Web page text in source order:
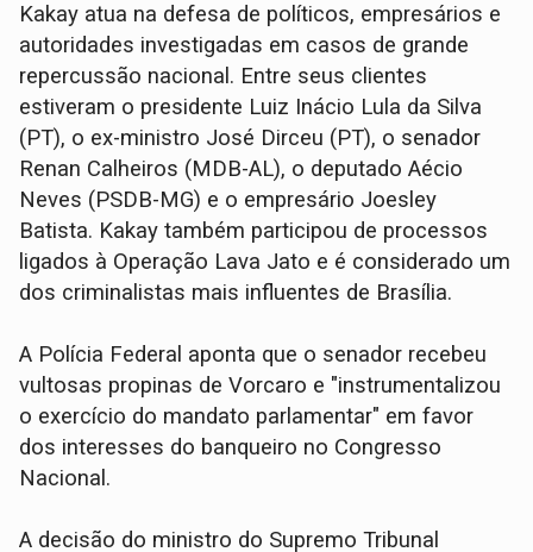
Kakay atua na defesa de políticos, empresários e
autoridades investigadas em casos de grande
repercussão nacional. Entre seus clientes
estiveram o presidente Luiz Inácio Lula da Silva
(PT), o ex-ministro José Dirceu (PT), o senador
Renan Calheiros (MDB-AL), o deputado Aécio
Neves (PSDB-MG) e o empresário Joesley
Batista. Kakay também participou de processos
ligados à Operação Lava Jato e é considerado um
dos criminalistas mais influentes de Brasília.
A Polícia Federal aponta que o senador recebeu
vultosas propinas de Vorcaro e "instrumentalizou
o exercício do mandato parlamentar" em favor
dos interesses do banqueiro no Congresso
Nacional.
A decisão do ministro do Supremo Tribunal